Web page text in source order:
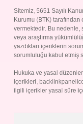
Sitemiz, 5651 Sayılı
Kurumu (BTK) tarafından
vermektedir. Bu nedenle,
veya araştırma
yazdıkları içeriklerin
sorumluluğu kabul etmiş
Hukuka ve yasal
içerikleri,
ilgili içerikler yasal süre